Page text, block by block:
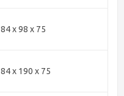
84 х 98 х 75
84 х 190 х 75